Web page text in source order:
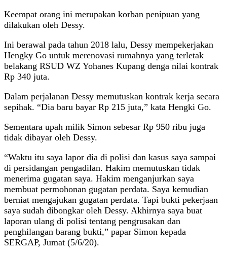
Keempat orang ini merupakan korban penipuan yang
dilakukan oleh Dessy.
Ini berawal pada tahun 2018 lalu, Dessy mempekerjakan
Hengky Go untuk merenovasi rumahnya yang terletak
belakang RSUD WZ Yohanes Kupang denga nilai kontrak
Rp 340 juta.
Dalam perjalanan Dessy memutuskan kontrak kerja secara
sepihak. “Dia baru bayar Rp 215 juta,” kata Hengki Go.
Sementara upah milik Simon sebesar Rp 950 ribu juga
tidak dibayar oleh Dessy.
“Waktu itu saya lapor dia di polisi dan kasus saya sampai
di persidangan pengadilan. Hakim memutuskan tidak
menerima gugatan saya. Hakim menganjurkan saya
membuat permohonan gugatan perdata. Saya kemudian
berniat mengajukan gugatan perdata. Tapi bukti pekerjaan
saya sudah dibongkar oleh Dessy. Akhirnya saya buat
laporan ulang di polisi tentang pengrusakan dan
penghilangan barang bukti,” papar Simon kepada
SERGAP, Jumat (5/6/20).